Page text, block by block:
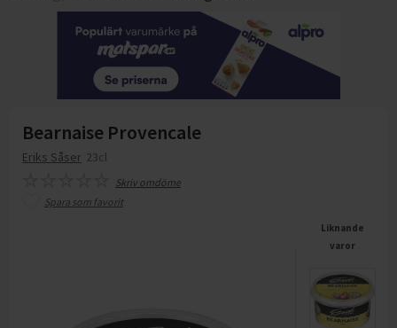
Bearnaise Provencale
Eriks Såser 23cl
Skriv omdöme
Spara som favorit
Liknande
varor